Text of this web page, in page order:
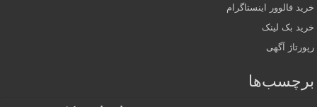
خرید فالوور اینستاگرام
خرید بک لینک
رپورتاژ آگهی
برچسب‌ها